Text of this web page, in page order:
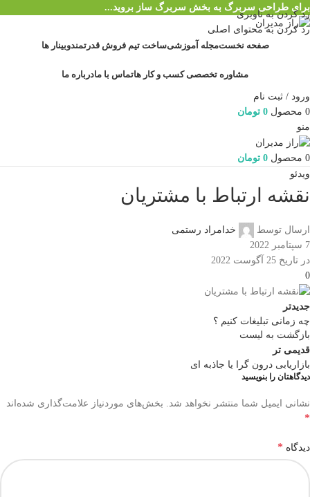
رد کردن به ناوبری
رد کردن به محتوای اصلی
برای طراحی سربرگ به بخش سربرگ ساز بروید...
صفحه نخستمجله آموزشیساخت تیم فروش قدرتمندوبینار ها
مشاوره تخصصی کسب و کار هاتماس با مادرباره ما
ورود / ثبت نام
0 محصول 0 تومان
منو
0 محصول 0 تومان
ویدئو
نقشه ارتباط با مشتریان
ارسال توسط
خدامراد رستمی
7 سپتامبر 2022
در تاریخ 25 آگوست 2022
0
جدیدتر
چه زمانی تبلیغات کنیم ؟
بازگشت به لیست
قدیمی تر
بازاریابی درون گرا یا جاذبه ای
دیدگاهتان را بنویسید
نشانی ایمیل شما منتشر نخواهد شد. بخش‌های موردنیاز علامت‌گذاری شده‌اند
*
دیدگاه *